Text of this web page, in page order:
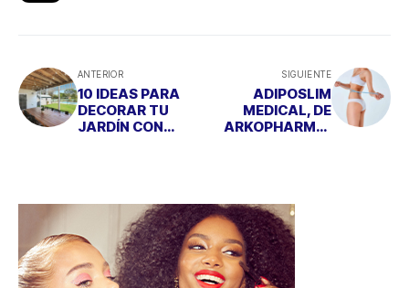
ANTERIOR
10 IDEAS PARA
DECORAR TU
JARDÍN CON
SIGUIENTE
ADIPOSLIM
MEDICAL, DE
ARKOPHARMA,